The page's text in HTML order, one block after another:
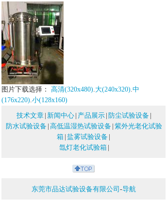
图片下载选择： 高清(320x480).大(240x320).中
(176x220).小(128x160)
技术文章 新闻中心 产品展示 防尘试验设备
防水试验设备 高低温湿热试验设备 紫外光老化试验
箱 盐雾试验设备
氙灯老化试验箱
东莞市品达试验设备有限公司 -导航